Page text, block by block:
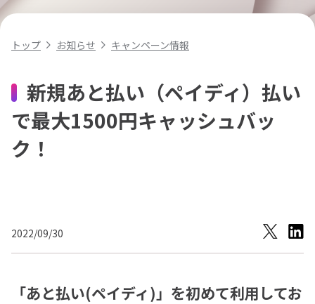
トップ お知らせ キャンペーン情報
新規あと払い（ペイディ）払い
で最大1500円キャッシュバッ
ク！
2022/09/30
「あと払い(ペイディ)」を初めて利用してお